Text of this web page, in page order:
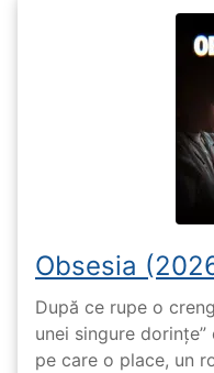
Obsesia
După ce rupe o
unei singure
pe care o place, un